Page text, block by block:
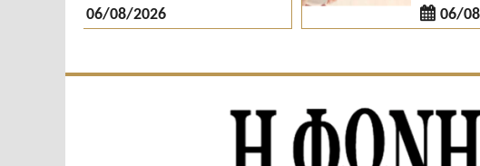
06/08/2026
06/08/2026